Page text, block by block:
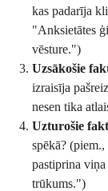
kas padarīja
"Anksietātes
vēsture.")
Uzsākošie
izraisīja
nesen tika
Uzturošie
spēkā?
pastiprina
trūkums.")